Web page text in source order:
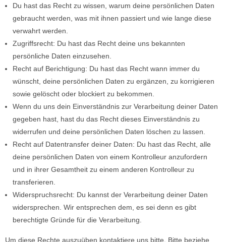
Du hast das Recht zu wissen, warum deine persönlichen Daten
gebraucht werden, was mit ihnen passiert und wie lange diese
verwahrt werden.
Zugriffsrecht: Du hast das Recht deine uns bekannten
persönliche Daten einzusehen.
Recht auf Berichtigung: Du hast das Recht wann immer du
wünscht, deine persönlichen Daten zu ergänzen, zu korrigieren
sowie gelöscht oder blockiert zu bekommen.
Wenn du uns dein Einverständnis zur Verarbeitung deiner Daten
gegeben hast, hast du das Recht dieses Einverständnis zu
widerrufen und deine persönlichen Daten löschen zu lassen.
Recht auf Datentransfer deiner Daten: Du hast das Recht, alle
deine persönlichen Daten von einem Kontrolleur anzufordern
und in ihrer Gesamtheit zu einem anderen Kontrolleur zu
transferieren.
Widerspruchsrecht: Du kannst der Verarbeitung deiner Daten
widersprechen. Wir entsprechen dem, es sei denn es gibt
berechtigte Gründe für die Verarbeitung.
Um diese Rechte auszuüben kontaktiere uns bitte. Bitte beziehe